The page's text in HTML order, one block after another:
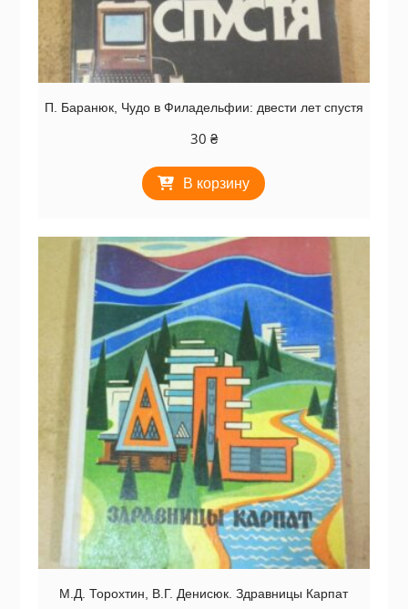
П. Баранюк, Чудо в Филадельфии: двести лет спустя
30 ₴
В корзину
М.Д. Торохтин, В.Г. Денисюк. Здравницы Карпат